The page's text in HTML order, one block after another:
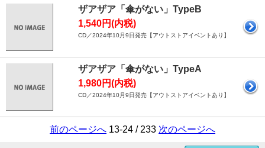
ザアザア「傘がない」TypeB
1,540円(内税)
CD／2024年10月9日発売【アウトストアイベントあり】
ザアザア「傘がない」TypeA
1,980円(内税)
CD／2024年10月9日発売【アウトストアイベントあり】
前のページへ 13-24 / 233 次のページへ